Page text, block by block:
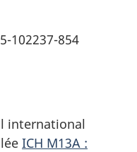
102237-854
international
ICH M13A :